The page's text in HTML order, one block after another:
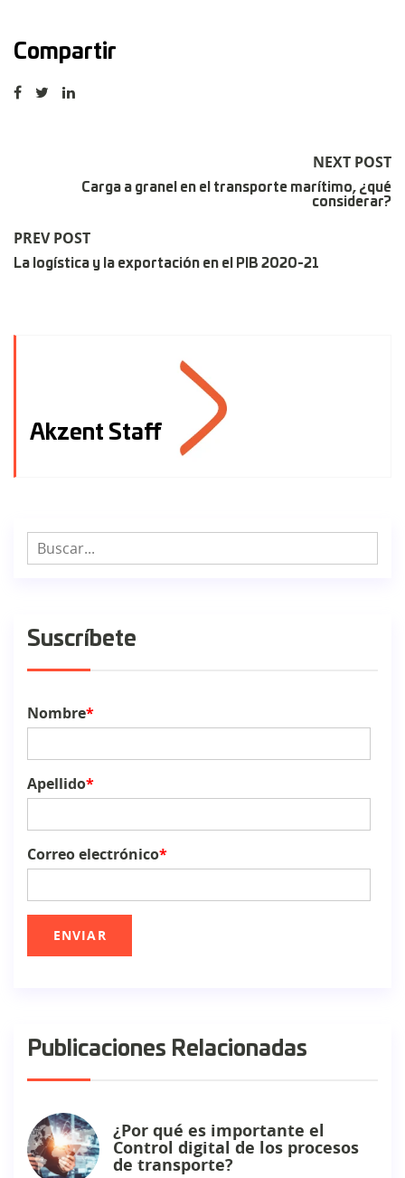
Compartir
NEXT POST
Carga a granel en el transporte marítimo, ¿qué
considerar?
PREV POST
La logística y la exportación en el PIB 2020-21
Akzent Staff
Suscríbete
Nombre*
Apellido*
Correo electrónico*
Publicaciones Relacionadas
¿Por qué es importante el
Control digital de los procesos
de transporte?